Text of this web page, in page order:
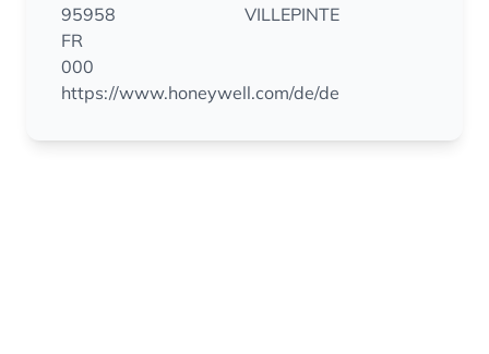
95958
VILLEPINTE
FR
000
https://www.honeywell.com/de/de